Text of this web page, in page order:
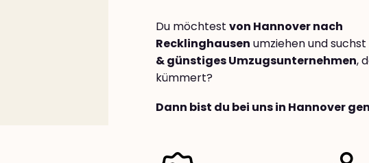
Du möchtest von Hannover nach
Recklinghausen umziehen und
& günstiges Umzugsunternehmen,
kümmert?
Dann bist du bei uns in Hannover